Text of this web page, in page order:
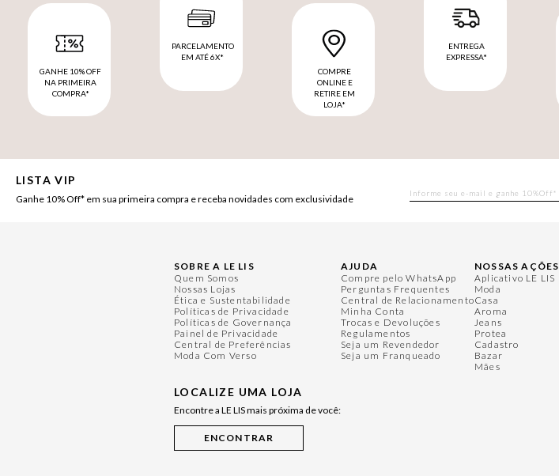
GANHE 10% OFF
NA PRIMEIRA
COMPRA*
PARCELAMENTO
EM ATÉ 6X*
COMPRE
ONLINE E
RETIRE EM
LOJA*
ENTREGA
EXPRESSA*
LISTA VIP
Ganhe 10% Off* em sua primeira compra e receba novidades com exclusividade
SOBRE A LE LIS
Quem Somos
Nossas Lojas
Ética e Sustentabilidade
Políticas de Privacidade
Políticas de Governança
Painel de Privacidade
Central de Preferências
Moda Com Verso
LOCALIZE UMA LOJA
Encontre a LE LIS mais próxima de você:
AJUDA
Compre pelo WhatsApp
Perguntas Frequentes
Central de Relacionamento
Minha Conta
Trocas e Devoluções
Regulamentos
Seja um Revendedor
Seja um Franqueado
NOSSAS AÇÕES
Aplicativo LE LIS
Moda
Casa
Aroma
Jeans
Protea
Cadastro
Bazar
Mães